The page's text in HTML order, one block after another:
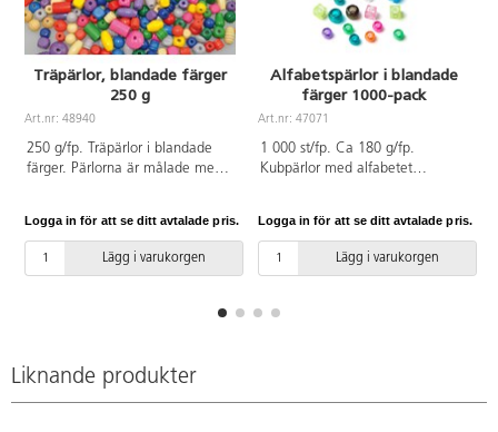
Träpärlor, blandade färger
250 g
Art.nr: 48940
250 g/fp. Träpärlor i blandade
färger. Pärlorna är målade med
Logga in för att se ditt avtalade pris.
Lägg i varukorgen
Alfabetspärlor i blandade
färger 1000-pack
Art.nr: 47071
1 000 st/fp. Ca 180 g/fp.
Kubpärlor med alfabetet
nedsänkta i pärlan vilket gör att
färgen håller längre utan att
nötas av. Storlek 7-9 mm.
polystyren. PVC-fri. Från 3 år.
Logga in för att se ditt avtalade pris.
Lägg i varukorgen
Liknande produkter